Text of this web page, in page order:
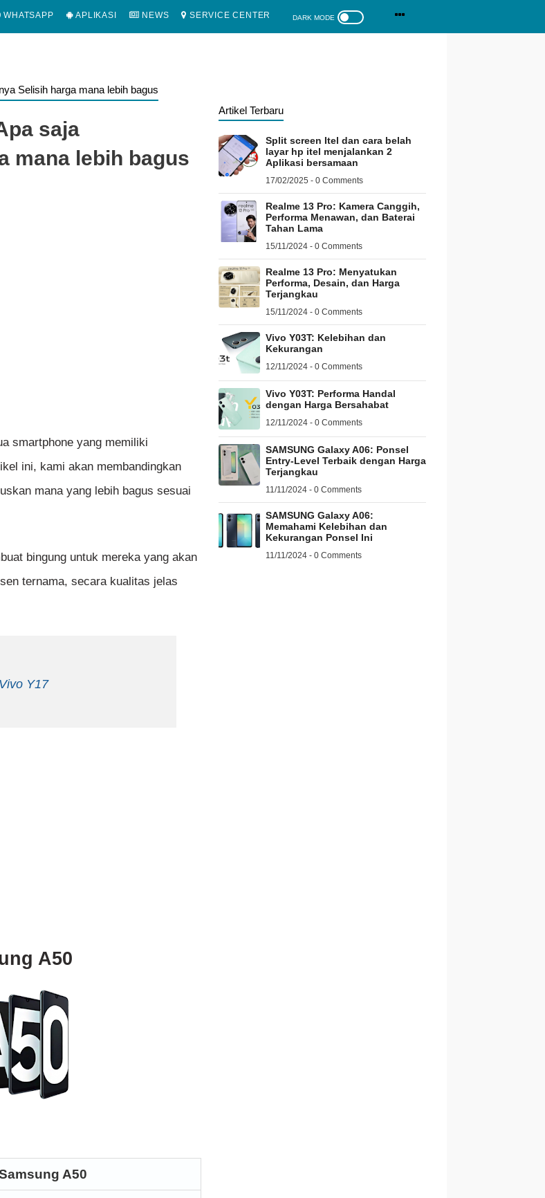
WHATSAPP APLIKASI NEWS SERVICE CENTER
Selisih harga mana lebih bagus
saja
mana lebih bagus
smartphone yang memiliki
ini, kami akan membandingkan
mana yang lebih bagus sesuai
bingung untuk mereka yang akan
ternama, secara kualitas jelas
Y17
A50
A50
Artikel Terbaru
Split screen Itel dan cara belah
layar hp itel menjalankan 2
Aplikasi bersamaan
17/02/2025 - 0 Comments
Realme 13 Pro: Kamera Canggih,
Performa Menawan, dan Baterai
Tahan Lama
15/11/2024 - 0 Comments
Realme 13 Pro: Menyatukan
Performa, Desain, dan Harga
Terjangkau
15/11/2024 - 0 Comments
Vivo Y03T: Kelebihan dan
Kekurangan
12/11/2024 - 0 Comments
Vivo Y03T: Performa Handal
dengan Harga Bersahabat
12/11/2024 - 0 Comments
SAMSUNG Galaxy A06: Ponsel
Entry-Level Terbaik dengan Harga
Terjangkau
11/11/2024 - 0 Comments
SAMSUNG Galaxy A06:
Memahami Kelebihan dan
Kekurangan Ponsel Ini
11/11/2024 - 0 Comments